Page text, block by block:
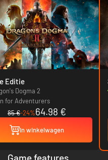
Editie
Dogma 2
for Adventurers
85 €-24%64.98 €
In winkelwagen